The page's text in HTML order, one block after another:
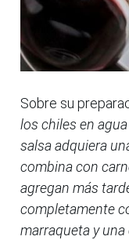
Sobre su
los chiles en
salsa adquiera
combina con
agregan más
completamente
marraqueta y